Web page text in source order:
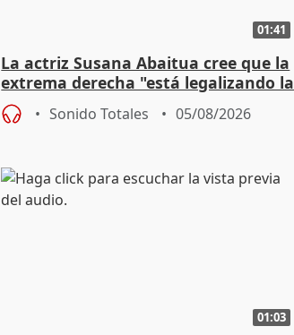
01:41
La actriz Susana Abaitua cree que la
extrema derecha "está legalizando la
homofobia"
Sonido Totales 05/08/2026
01:03